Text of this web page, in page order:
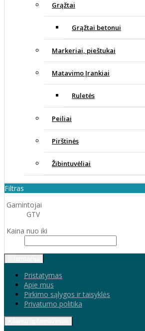
Grąžtai
Grąžtai betonui
Markeriai, pieštukai
Matavimo Įrankiai
Ruletės
Peiliai
Pirštinės
Žibintuvėliai
Filtras
Gamintojai
GTV
Kaina nuo iki
Pristatymas
Apie mus
Pirkimo sąlygos ir taisyklės
Privatumo politika